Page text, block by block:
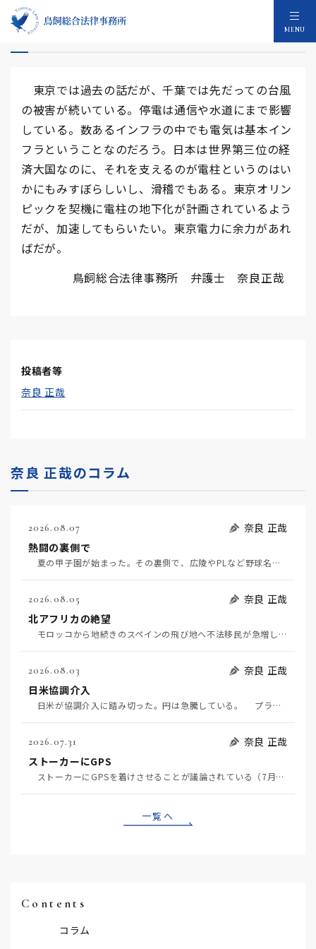
MENU
電柱が支える基本インフラ
東京では過去の話だが、千葉では先だっての台風
の被害が続いている。停電は通信や水道にまで影響
している。数あるインフラの中でも電気は基本イン
フラということなのだろう。日本は世界第三位の経
済大国なのに、それを支えるのが電柱というのはい
かにもみすぼらしいし、滑稽でもある。東京オリン
ピックを契機に電柱の地下化が計画されているよう
だが、加速してもらいたい。東京電力に余力があれ
ばだが。
鳥飼総合法律事務所 弁護士 奈良正哉
投稿者等
奈良 正哉
奈良 正哉のコラム
2026.08.07
奈良 正哉
熱闘の裏側で
夏の甲子園が始まった。その裏側で、広陵やPLなど野球名門校（だった）の不祥事のその後について、「熱…
2026.08.05
奈良 正哉
北アフリカの絶望
モロッコから地続きのスペインの飛び地へ不法移民が急増していて、当地の大問題となっている。「海を泳い…
2026.08.03
奈良 正哉
日米協調介入
日米が協調介入に踏み切った。円は急騰している。 プラザ合意以降、協調介入は為替相場の転機になって…
2026.07.31
奈良 正哉
ストーカーにGPS
ストーカーにGPSを着けさせることが議論されている（7月29日日経）。反対派は「ストーカーにも人権…
一覧へ
Contents
コラム